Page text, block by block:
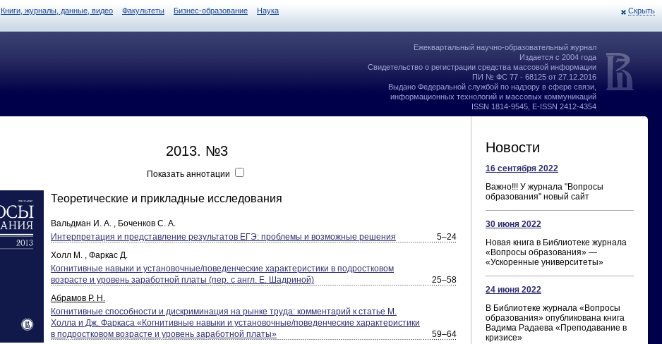
Скрыть
Книги, журналы, данные, видео Факультеты Бизнес-образование Наука
Ежеквартальный научно-образовательный журнал
Издается с 2004 года
Свидетельство о регистрации средства массовой информации
ПИ № ФС 77 - 68125 от 27.12.2016
Выдано Федеральной службой по надзору в сфере связи,
информационных технологий и массовых коммуникаций
ISSN 1814-9545, E-ISSN 2412-4354
2013. №3
Показать аннотации
Теоретические и прикладные исследования
Вальдман И. А. , Боченков С. А.
Интерпретация и представление результатов ЕГЭ: проблемы и возможные решения
5–24
Холл М. , Фаркас Д.
Когнитивные навыки и установочные/поведенческие характеристики в подростковом
возрасте и уровень заработной платы (пер. с англ. Е. Шадриной)
25–58
Абрамов Р. Н.
Когнитивные способности и дискриминация на рынке труда: комментарий к статье М.
Холла и Дж. Фаркаса «Когнитивные навыки и установочные/поведенческие характеристики
в подростковом возрасте и уровень заработной платы»
59–64
Новости
16 сентября 2022
Важно!!! У журнала "Вопросы
образования" новый сайт
30 июня 2022
Новая книга в Библиотеке журнала
«Вопросы образования» —
«Ускоренные университеты»
24 июня 2022
В Библиотеке журнала «Вопросы
образования» опубликована книга
Вадима Радаева «Преподавание в
кризисе»